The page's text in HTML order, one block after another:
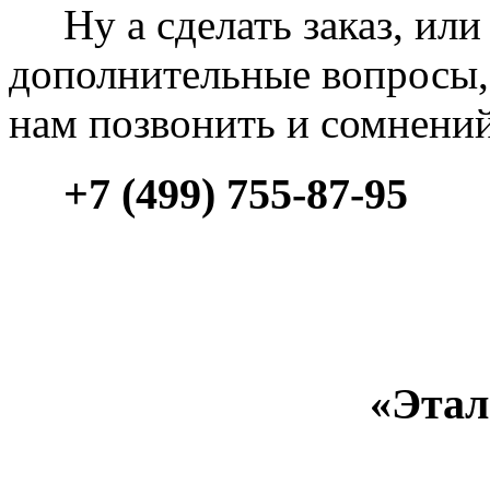
Ну а сделать заказ, или
дополнительные вопросы,
нам позвонить и
+7 (499) 755-87-95